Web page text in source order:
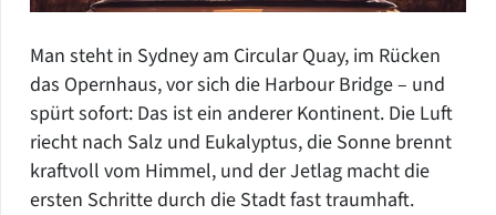
Man steht in Sydney am Circular Quay, im Rücken
das Opernhaus, vor sich die Harbour Bridge – und
spürt sofort: Das ist ein anderer Kontinent. Die Luft
riecht nach Salz und Eukalyptus, die Sonne brennt
kraftvoll vom Himmel, und der Jetlag macht die
ersten Schritte durch die Stadt fast traumhaft.